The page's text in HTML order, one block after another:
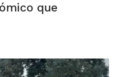
que